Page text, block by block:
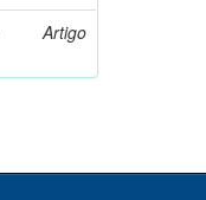
Artigo